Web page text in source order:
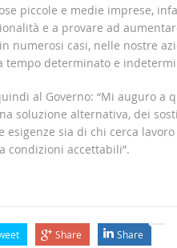
piccole e medie imprese,
e a provare ad
numerosi casi, nelle nostre
tempo determinato e
al Governo: “Mi auguro a
soluzione alternativa, dei
esigenze sia di chi cerca
condizioni accettabili”.
Share Share